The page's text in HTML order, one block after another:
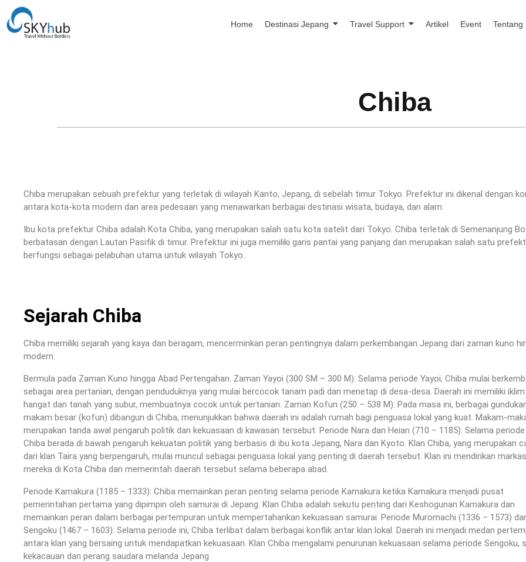
Home Destinasi Jepang Travel Support Artikel Event Tentang
Chiba
Chiba merupakan sebuah prefektur yang terletak di wilayah Kanto, Jepang, di sebelah timur Tokyo. Prefektur ini dikenal dengan
antara kota-kota modern dan area pedesaan yang menawarkan berbagai destinasi wisata, budaya, dan alam.
Ibu kota prefektur Chiba adalah Kota Chiba, yang merupakan salah satu kota satelit dari Tokyo. Chiba terletak di Semenanjung
berbatasan dengan Lautan Pasifik di timur. Prefektur ini juga memiliki garis pantai yang panjang dan merupakan salah satu
berfungsi sebagai pelabuhan utama untuk wilayah Tokyo.
Sejarah Chiba
Chiba memiliki sejarah yang kaya dan beragam, mencerminkan peran pentingnya dalam perkembangan Jepang dari zaman kuno
modern.
Bermula pada Zaman Kuno hingga Abad Pertengahan. Zaman Yayoi (300 SM – 300 M): Selama periode Yayoi, Chiba mulai
sebagai area pertanian, dengan penduduknya yang mulai bercocok tanam padi dan menetap di desa-desa. Daerah ini memiliki iklim
hangat dan tanah yang subur, membuatnya cocok untuk pertanian. Zaman Kofun (250 – 538 M): Pada masa ini, berbagai
makam besar (kofun) dibangun di Chiba, menunjukkan bahwa daerah ini adalah rumah bagi penguasa lokal yang kuat. Makam-
merupakan tanda awal pengaruh politik dan kekuasaan di kawasan tersebut. Periode Nara dan Heian (710 – 1185): Selama periode
Chiba berada di bawah pengaruh kekuatan politik yang berbasis di ibu kota Jepang, Nara dan Kyoto. Klan Chiba, yang merupakan
dari klan Taira yang berpengaruh, mulai muncul sebagai penguasa lokal yang penting di daerah tersebut. Klan ini mendirikan markas
mereka di Kota Chiba dan memerintah daerah tersebut selama beberapa abad.
Periode Kamakura (1185 – 1333): Chiba memainkan peran penting selama periode Kamakura ketika Kamakura menjadi pusat
pemerintahan pertama yang dipimpin oleh samurai di Jepang. Klan Chiba adalah sekutu penting dari Keshogunan Kamakura dan
memainkan peran dalam berbagai pertempuran untuk mempertahankan kekuasaan samurai. Periode Muromachi (1336 – 1573)
Sengoku (1467 – 1603): Selama periode ini, Chiba terlibat dalam berbagai konflik antar klan lokal. Daerah ini menjadi medan
antara klan yang bersaing untuk mendapatkan kekuasaan. Klan Chiba mengalami penurunan kekuasaan selama periode Sengoku,
kekacauan dan perang saudara melanda Jepang.